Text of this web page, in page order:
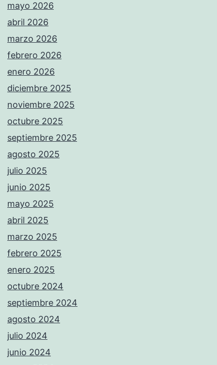
mayo 2026
abril 2026
marzo 2026
febrero 2026
enero 2026
diciembre 2025
noviembre 2025
octubre 2025
septiembre 2025
agosto 2025
julio 2025
junio 2025
mayo 2025
abril 2025
marzo 2025
febrero 2025
enero 2025
octubre 2024
septiembre 2024
agosto 2024
julio 2024
junio 2024